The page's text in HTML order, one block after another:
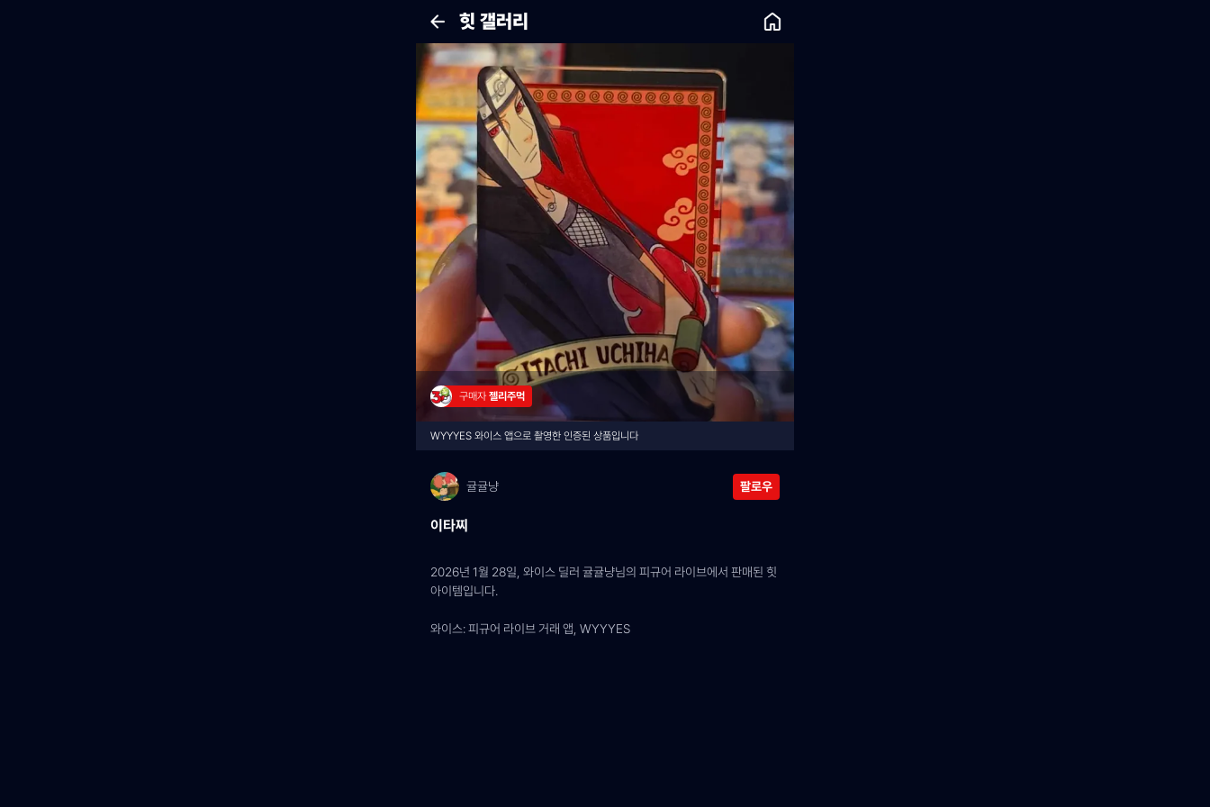
힛 갤러리
구매자 젤리주먹
WYYYES 와이스 앱으로 촬영한 인증된 상품입니다
귤귤냥 팔로우
이타찌
2026년 1월 28일, 와이스 딜러 귤귤냥님의 피규어 라이브에서 판매된 힛
아이템입니다.
와이스: 피규어 라이브 거래 앱, WYYYES